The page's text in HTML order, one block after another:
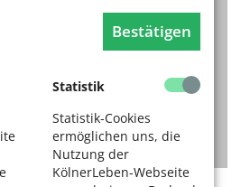
Bestätigen
Statistik
Statistik-Cookies
ermöglichen uns, die
Nutzung der
KölnerLeben-Webseite